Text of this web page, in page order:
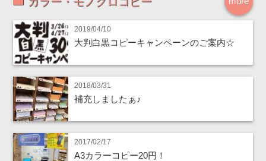
2019/04/10
大判白黒コピーキャンペーンのご案内☆
2018/03/31
補充しましたぁ♪
2017/02/17
A3カラーコピー20円！